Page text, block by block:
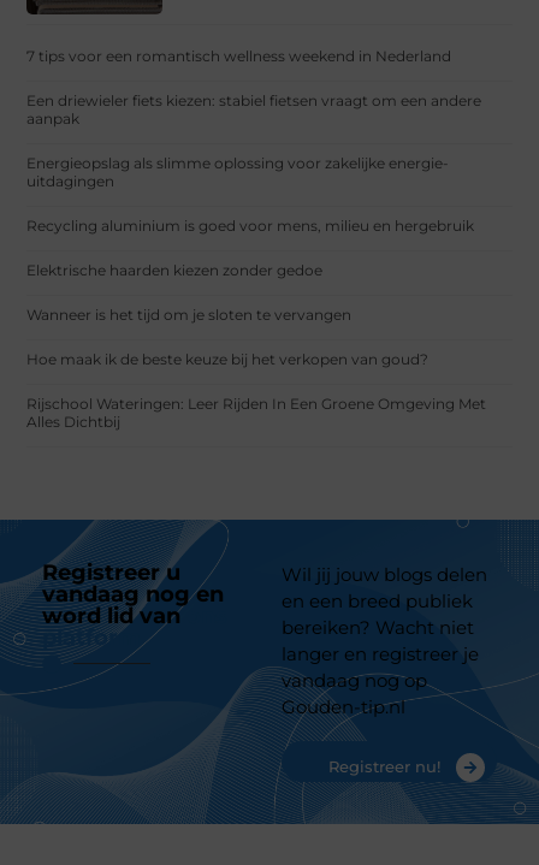
7 tips voor een romantisch wellness weekend in Nederland
Een driewieler fiets kiezen: stabiel fietsen vraagt om een andere
aanpak
Energieopslag als slimme oplossing voor zakelijke energie-
uitdagingen
Recycling aluminium is goed voor mens, milieu en hergebruik
Elektrische haarden kiezen zonder gedoe
Wanneer is het tijd om je sloten te vervangen
Hoe maak ik de beste keuze bij het verkopen van goud?
Rijschool Wateringen: Leer Rijden In Een Groene Omgeving Met
Alles Dichtbij
Registreer u
vandaag nog en
word lid van
platform
Wil jij jouw blogs delen
en een breed publiek
bereiken? Wacht niet
langer en registreer je
vandaag nog op
Gouden-tip.nl
Registreer nu!